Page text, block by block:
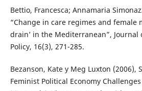
Bettio, Francesca; Annamaria
“Change in care regimes and female
drain’ in the Mediterranean”, Journal
Policy, 16(3), 271-285.
Bezanson, Kate y Meg Luxton (2006),
Feminist Political Economy